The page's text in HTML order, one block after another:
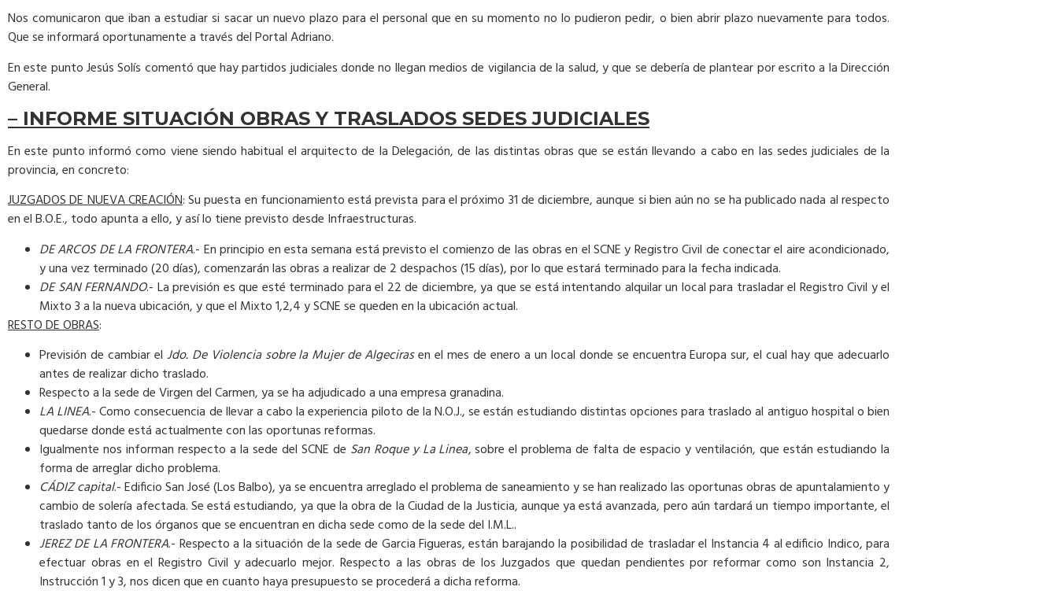
Nos comunicaron que iban a estudiar si sacar un nuevo plazo para el personal que en su momento no lo pudieron pedir, o bien abrir plazo nuevamente para todos.
Que se informará oportunamente a través del Portal Adriano.
En este punto Jesús Solís comentó que hay partidos judiciales donde no llegan medios de vigilancia de la salud, y que se debería de plantear por escrito a la Dirección
General.
– INFORME SITUACIÓN OBRAS Y TRASLADOS SEDES JUDICIALES
En este punto informó como viene siendo habitual el arquitecto de la Delegación, de las distintas obras que se están llevando a cabo en las sedes judiciales de la
provincia, en concreto:
JUZGADOS DE NUEVA CREACIÓN: Su puesta en funcionamiento está prevista para el próximo 31 de diciembre, aunque si bien aún no se ha publicado nada al respecto
en el B.O.E., todo apunta a ello, y así lo tiene previsto desde Infraestructuras.
DE ARCOS DE LA FRONTERA.- En principio en esta semana está previsto el comienzo de las obras en el SCNE y Registro Civil de conectar el aire acondicionado,
y una vez terminado (20 días), comenzarán las obras a realizar de 2 despachos (15 días), por lo que estará terminado para la fecha indicada.
DE SAN FERNANDO.- La previsión es que esté terminado para el 22 de diciembre, ya que se está intentando alquilar un local para trasladar el Registro Civil y el
Mixto 3 a la nueva ubicación, y que el Mixto 1,2,4 y SCNE se queden en la ubicación actual.
RESTO DE OBRAS:
Previsión de cambiar el Jdo. De Violencia sobre la Mujer de Algecirasen el mes de enero a un local donde se encuentra Europa sur, el cual hay que adecuarlo
antes de realizar dicho traslado.
Respecto a la sede de Virgen del Carmen, ya se ha adjudicado a una empresa granadina.
LA LINEA.- Como consecuencia de llevar a cabo la experiencia piloto de la N.O.J., se están estudiando distintas opciones para traslado al antiguo hospital o bien
quedarse donde está actualmente con las oportunas reformas.
Igualmente nos informan respecto a la sede del SCNE de San Roque y La Linea, sobre el problema de falta de espacio y ventilación, que están estudiando la
forma de arreglar dicho problema.
CÁDIZ capital.- Edificio San José (Los Balbo), ya se encuentra arreglado el problema de saneamiento y se han realizado las oportunas obras de apuntalamiento y
cambio de solería afectada. Se está estudiando, ya que la obra de la Ciudad de la Justicia, aunque ya está avanzada, pero aún tardará un tiempo importante, el
traslado tanto de los órganos que se encuentran en dicha sede como de la sede del I.M.L..
JEREZ DE LA FRONTERA.- Respecto a la situación de la sede de Garcia Figueras, están barajando la posibilidad de trasladar el Instancia 4 al edificio Indico, para
efectuar obras en el Registro Civil y adecuarlo mejor. Respecto a las obras de los Juzgados que quedan pendientes por reformar como son Instancia 2,
Instrucción 1 y 3, nos dicen que en cuanto haya presupuesto se procederá a dicha reforma.